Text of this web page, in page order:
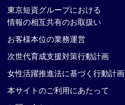
東京短資グループにおける
情報の相互共有のお取扱い
お客様本位の業務運営
次世代育成支援対策行動計画
女性活躍推進法に基づく行動計画
本サイトのご利用にあたって